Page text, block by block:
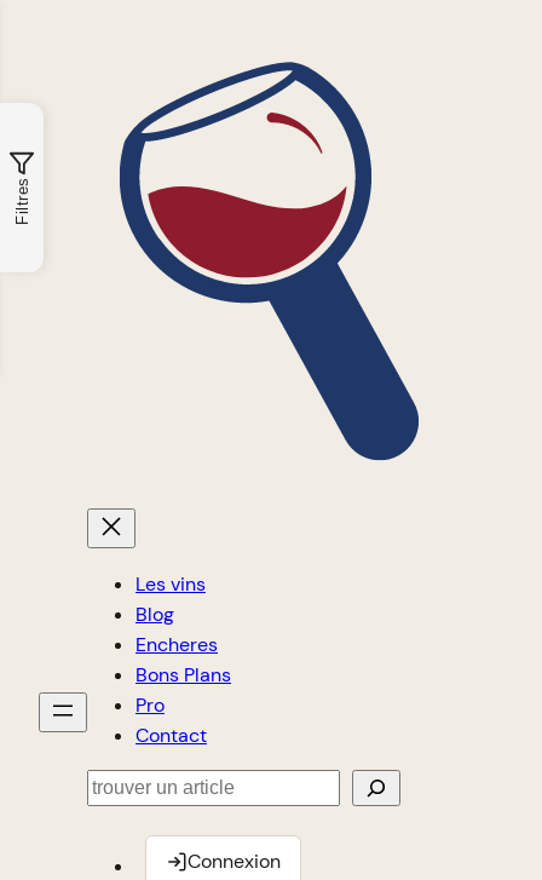
Les vins
Blog
Encheres
Bons Plans
Pro
Contact
Rechercher
Connexion
Filtres